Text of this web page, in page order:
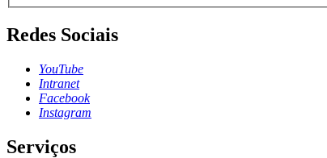
Redes Sociais
YouTube
Intranet
Facebook
Instagram
Serviços